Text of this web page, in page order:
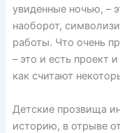
увиденные ночью, –
наоборот,
работы. Что очень
– это и есть проект
как считают
Детские прозвища
историю, в отрыве